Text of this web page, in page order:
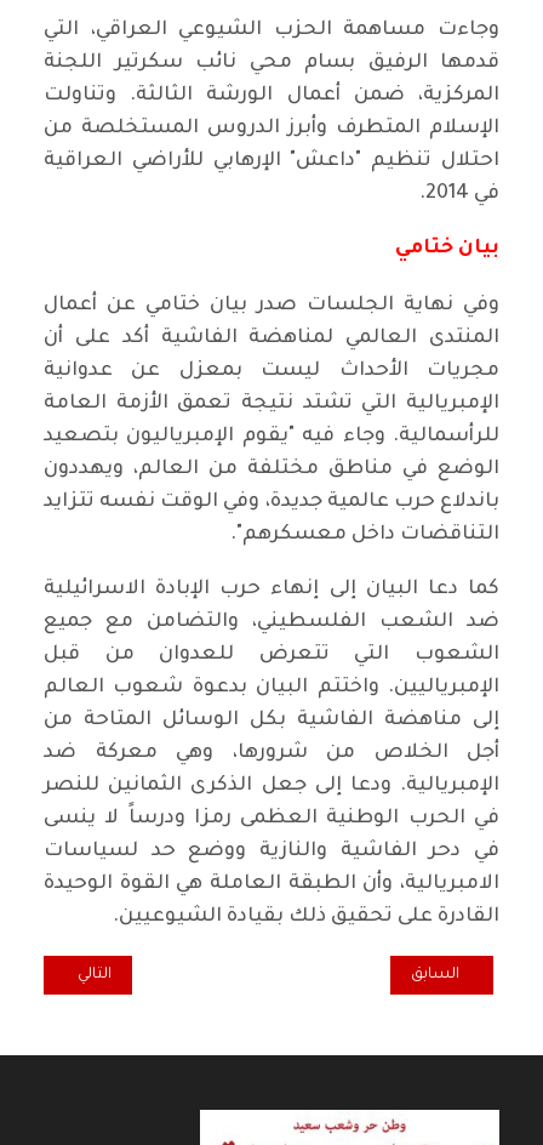
وجاءت مساهمة الحزب الشيوعي العراقي، التي
قدمها الرفيق بسام محي نائب سكرتير اللجنة
المركزية، ضمن أعمال الورشة الثالثة. وتناولت
الإسلام المتطرف وأبرز الدروس المستخلصة من
احتلال تنظيم "داعش" الإرهابي للأراضي العراقية
في 2014.
بيان ختامي
وفي نهاية الجلسات صدر بيان ختامي عن أعمال
المنتدى العالمي لمناهضة الفاشية أكد على أن
مجريات الأحداث ليست بمعزل عن عدوانية
الإمبريالية التي تشتد نتيجة تعمق الأزمة العامة
للرأسمالية. وجاء فيه "يقوم الإمبرياليون بتصعيد
الوضع في مناطق مختلفة من العالم، ويهددون
باندلاع حرب عالمية جديدة، وفي الوقت نفسه تتزايد
التناقضات داخل معسكرهم".
كما دعا البيان إلى إنهاء حرب الإبادة الاسرائيلية
ضد الشعب الفلسطيني، والتضامن مع جميع
الشعوب التي تتعرض للعدوان من قبل
الإمبرياليين. واختتم البيان بدعوة شعوب العالم
إلى مناهضة الفاشية بكل الوسائل المتاحة من
أجل الخلاص من شرورها، وهي معركة ضد
الإمبريالية. ودعا إلى جعل الذكرى الثمانين للنصر
في الحرب الوطنية العظمى رمزا ودرساً لا ينسى
في دحر الفاشية والنازية ووضع حد لسياسات
الامبريالية، وأن الطبقة العاملة هي القوة الوحيدة
القادرة على تحقيق ذلك بقيادة الشيوعيين.
المقال السابق: المحرر السياسي لطريق الشعب: في الذكرى الثمانين
السابق المقال التالي:
التالي